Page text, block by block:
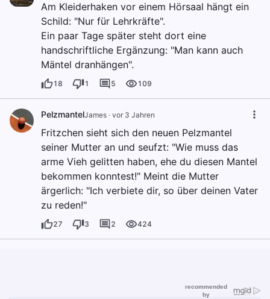
Am Kleiderhaken vor einem Hörsaal hängt ein
Schild: "Nur für Lehrkräfte".
Ein paar Tage später steht dort eine
handschriftliche Ergänzung: "Man kann auch
Mäntel dranhängen".
18 1 5 109
PelzmantelJames · vor 3 Jahren
Fritzchen sieht sich den neuen Pelzmantel
seiner Mutter an und seufzt: "Wie muss das
arme Vieh gelitten haben, ehe du diesen Mantel
bekommen konntest!" Meint die Mutter
ärgerlich: "Ich verbiete dir, so über deinen Vater
zu reden!"
27 3 2 424